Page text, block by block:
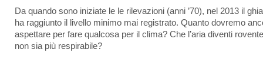
Da quando sono iniziate le le rilevazioni (anni ’70), nel 2013 il
ha raggiunto il livello minimo mai registrato. Quanto dovremo
aspettare per fare qualcosa per il clima? Che l’aria diventi
non sia più respirabile?